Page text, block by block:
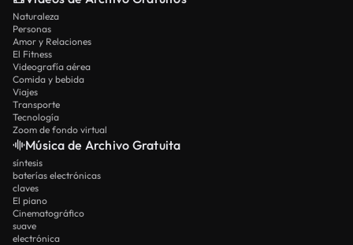
Naturaleza
Personas
Amor y Relaciones
El Fitness
Videografía aérea
Comida y bebida
Viajes
Transporte
Tecnología
Zoom de fondo virtual
Música de Archivo Gratuita
síntesis
baterías electrónicas
claves
El piano
Cinematográfico
suave
electrónica